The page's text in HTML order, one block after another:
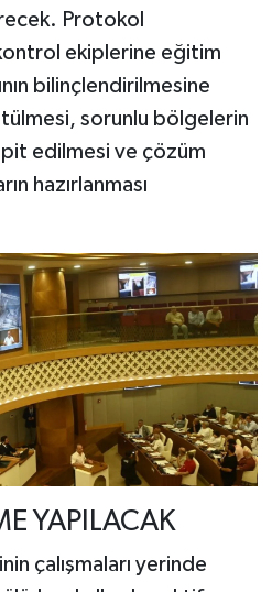
Protokol
ekiplerine eğitim
bilinçlendirilmesine
sorunlu bölgelerin
edilmesi ve çözüm
hazırlanması
YAPILACAK
çalışmaları yerinde